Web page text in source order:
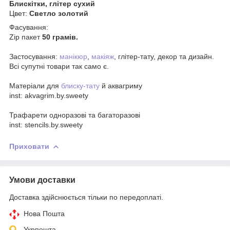
Блискітки, глітер сухий
Цвет: Светло золотий
Фасування:
Zip пакет50 грамів.
Застосування: манікюр макіяж , глітер-тату, декор та дизайн.
Всі супутні товари так само є.
Матеріали для блиску-тату й аквагриму
inst: akvagrim.by.sweety
Трафарети одноразові та багаторазові
inst: stencils.by.sweety
Приховати
Умови доставки
Доставка здійснюється тільки по передоплаті.
Нова Пошта